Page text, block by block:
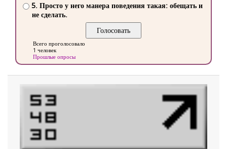
5. Просто у него манера поведения такая: обещать и
не сделать.
Всего проголосовало
1 человек
Прошлые опросы